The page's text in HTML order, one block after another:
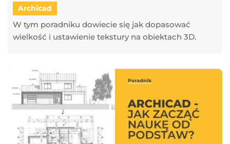
Archicad
W tym poradniku dowiecie się jak dopasować
wielkość i ustawienie tekstury na obiektach 3D.